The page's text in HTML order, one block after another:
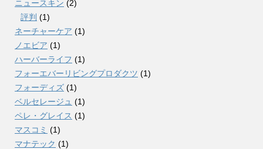
ニュースキン (2)
評判 (1)
ネーチャーケア (1)
ノエビア (1)
ハーバーライフ (1)
フォーエバーリビングプロダクツ (1)
フォーディズ (1)
ベルセレージュ (1)
ペレ・グレイス (1)
マスコミ (1)
マナテック (1)